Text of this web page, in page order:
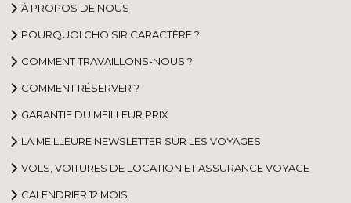
À PROPOS DE NOUS
POURQUOI CHOISIR CARACTÈRE ?
COMMENT TRAVAILLONS-NOUS ?
COMMENT RÉSERVER ?
GARANTIE DU MEILLEUR PRIX
LA MEILLEURE NEWSLETTER SUR LES VOYAGES
VOLS, VOITURES DE LOCATION ET ASSURANCE VOYAGE
CALENDRIER 12 MOIS